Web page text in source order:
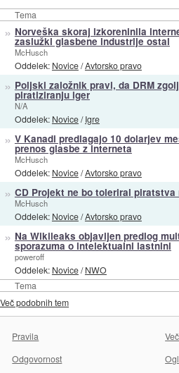
Tema
Tema
» Norveška skoraj izkoreninila
zaslužki glasbene industrije ostal
McHusch
Oddelek: Novice/Avtorsko pravo
» Poljski založnik pravi, da DRM
piratiziranju iger
N/A
Oddelek: Novice/Igre
» V Kanadi predlagajo 10 dolarjev
prenos glasbe z interneta
McHusch
Oddelek: Novice/Avtorsko pravo
» CD Projekt ne bo toleriral piratstva
McHusch
Oddelek: Novice/Avtorsko pravo
» Na Wikileaks objavljen predlog
sporazuma o intelektualni lastnini
poweroff
Oddelek: Novice/NWO
Več podobnih tem
Pravila
Odgovornost